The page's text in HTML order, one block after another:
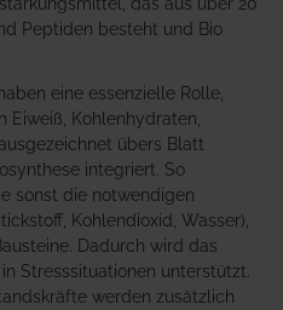
das aus über 20
Peptiden besteht und Bio
eine essenzielle Rolle,
Eiweiß, Kohlenhydraten,
übers Blatt
integriert. So
sonst die notwendigen
Kohlendioxid, Wasser),
Dadurch wird das
Stresssituationen unterstützt.
werden zusätzlich